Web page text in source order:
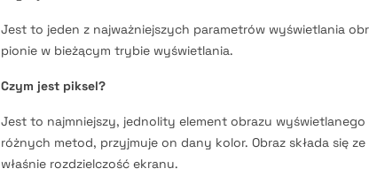
Jest to jeden z najważniejszych parametrów wyświetlania
pionie w bieżącym trybie wyświetlania.
Czym jest piksel?
Jest to najmniejszy, jednolity element obrazu
różnych metod, przyjmuje on dany kolor. Obraz składa się
właśnie rozdzielczość ekranu.